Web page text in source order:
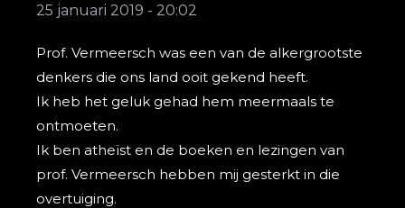
25 januari 2019 - 20:02
Prof. Vermeersch was een van de alkergrootste
denkers die ons land ooit gekend heeft.
Ik heb het geluk gehad hem meermaals te
ontmoeten.
Ik ben atheïst en de boeken en lezingen van
prof. Vermeersch hebben mij gesterkt in die
overtuiging.